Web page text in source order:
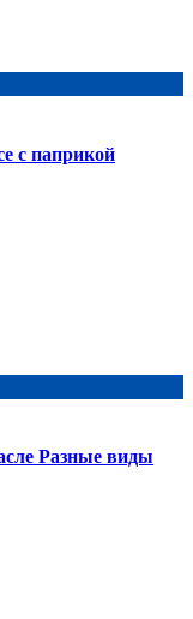
с паприкой
Разные виды